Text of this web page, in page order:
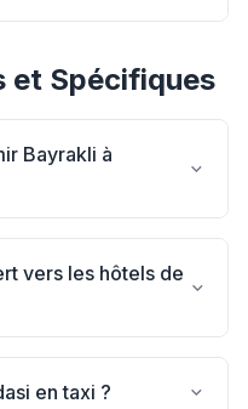
et Spécifiques
Bayrakli à
vers les hôtels de
en taxi ?